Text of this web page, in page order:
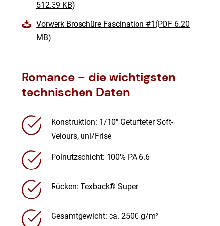
512.39 KB)
Vorwerk Broschüre Fascination #1(PDF 6.20
MB)
Romance – die wichtigsten
technischen Daten
Konstruktion: 1/10″ Getufteter Soft-
Velours, uni/Frisé
Polnutzschicht: 100% PA 6.6
Rücken: Texback® Super
Gesamtgewicht: ca. 2500 g/m²